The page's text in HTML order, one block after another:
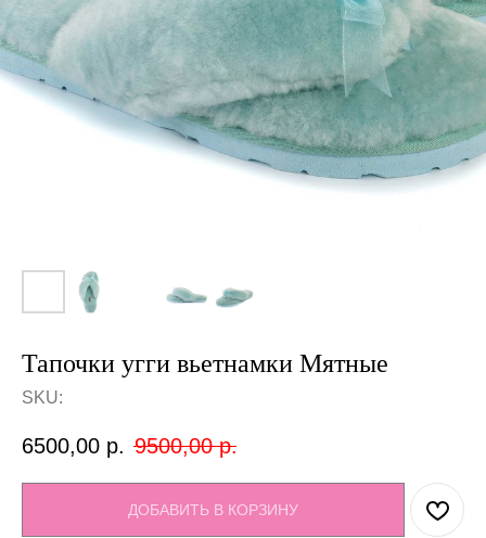
Тапочки угги вьетнамки Мятные
SKU:
6500,00 р. 9500,00 р.
ДОБАВИТЬ В КОРЗИНУ